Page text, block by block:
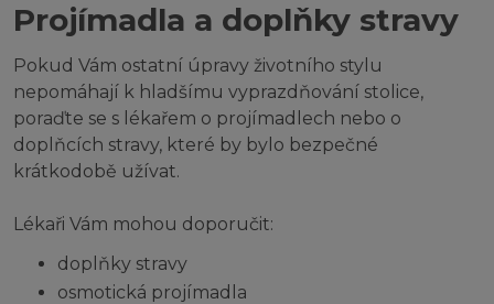
Projímadla a doplňky stravy
Pokud Vám ostatní úpravy životního stylu
nepomáhají k hladšímu vyprazdňování stolice,
poraďte se s lékařem o projímadlech nebo o
doplňcích stravy, které by bylo bezpečné
krátkodobě užívat.
Lékaři Vám mohou doporučit:
doplňky stravy
osmotická projímadla